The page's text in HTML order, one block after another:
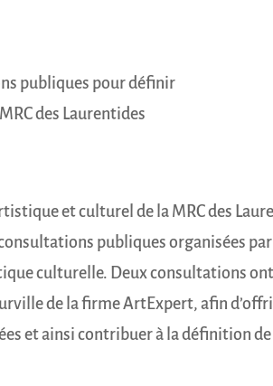
publiques pour définir
des Laurentides
et culturel de la MRC des
publiques organisées par
culturelle. Deux consultations
de la firme ArtExpert, afin
et ainsi contribuer à la définition